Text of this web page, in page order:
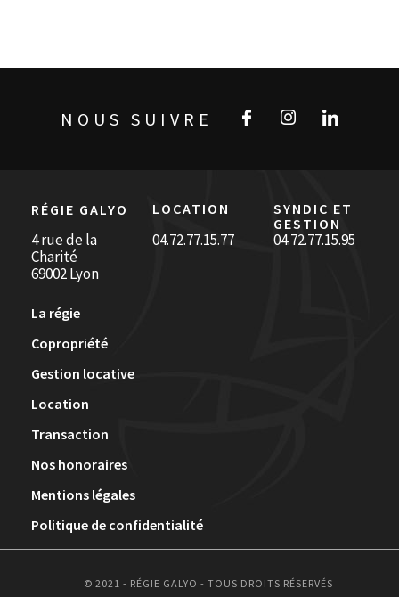
NOUS SUIVRE
RÉGIE GALYO LOCATION
SYNDIC ET
GESTION
4 rue de la
Charité
69002 Lyon
04.72.77.15.77 04.72.77.15.95
La régie
Copropriété
Gestion locative
Location
Transaction
Nos honoraires
Mentions légales
Politique de confidentialité
© 2021 - RÉGIE GALYO - TOUS DROITS RÉSERVÉS